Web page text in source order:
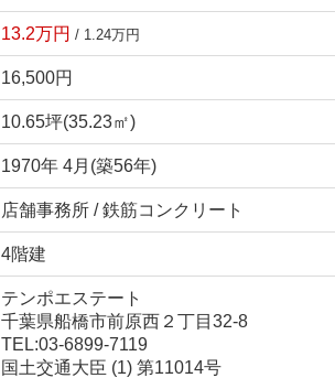
13.2万円 / 1.24万円
16,500円
10.65坪(35.23㎡)
1970年 4月(築56年)
店舗事務所 / 鉄筋コンクリート
4階建
テンポエステート
千葉県船橋市前原西２丁目32-8
TEL:03-6899-7119
国土交通大臣 (1) 第11014号